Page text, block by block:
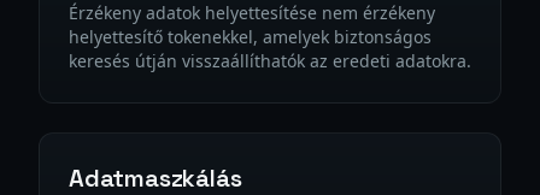
Érzékeny adatok helyettesítése nem érzékeny
helyettesítő tokenekkel, amelyek biztonságos
keresés útján visszaállíthatók az eredeti adatokra.
Adatmaszkálás